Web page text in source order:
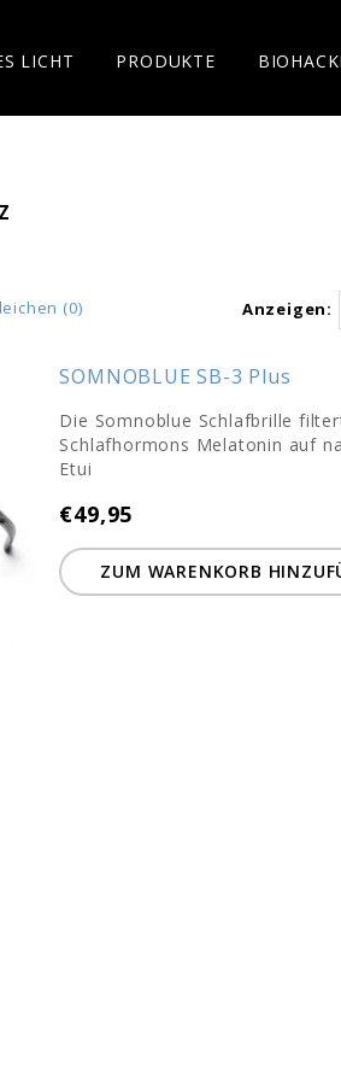
LICHT PRODUKTE
(0) Anzeigen:
SOMNOBLUE SB-3 Plus
Die Somnoblue Schlafbrille
Schlafhormons Melatonin auf
Etui
€49,95
ZUM WARENKORB